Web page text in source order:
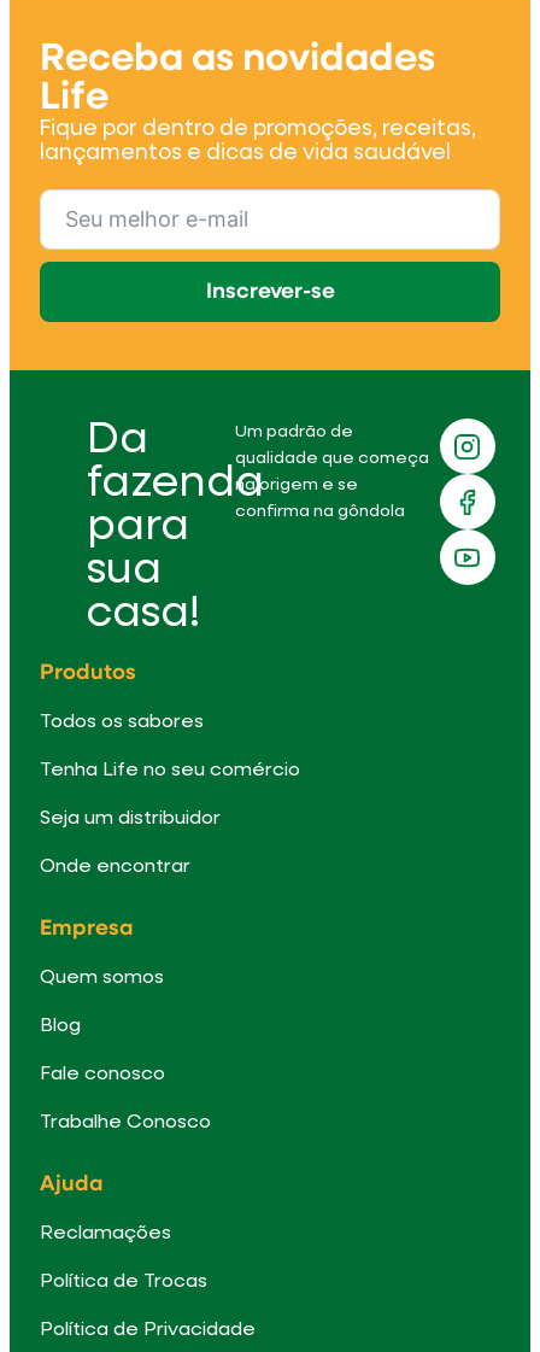
Receba as novidades
Life
Fique por dentro de promoções, receitas,
lançamentos e dicas de vida saudável
Inscrever-se
Da
fazenda
para
sua
casa!
Um padrão de
qualidade que começa
na origem e se
confirma na gôndola
Produtos
Todos os sabores
Tenha Life no seu comércio
Seja um distribuidor
Onde encontrar
Empresa
Quem somos
Blog
Fale conosco
Trabalhe Conosco
Ajuda
Reclamações
Política de Trocas
Política de Privacidade